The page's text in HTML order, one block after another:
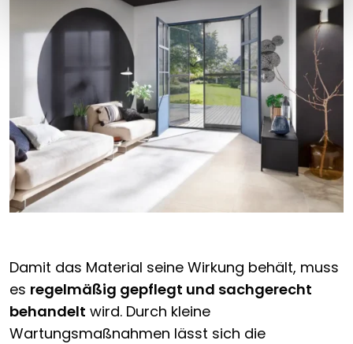
Damit das Material seine Wirkung behält, muss
es regelmäßig gepflegt und sachgerecht
behandelt wird. Durch kleine
Wartungsmaßnahmen lässt sich die